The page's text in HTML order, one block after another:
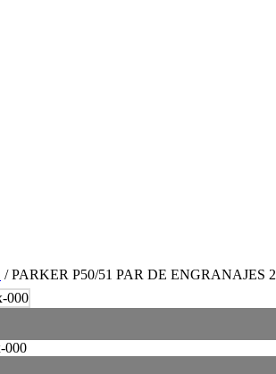
/ PARKER P50/51 PAR DE ENGRANAJES